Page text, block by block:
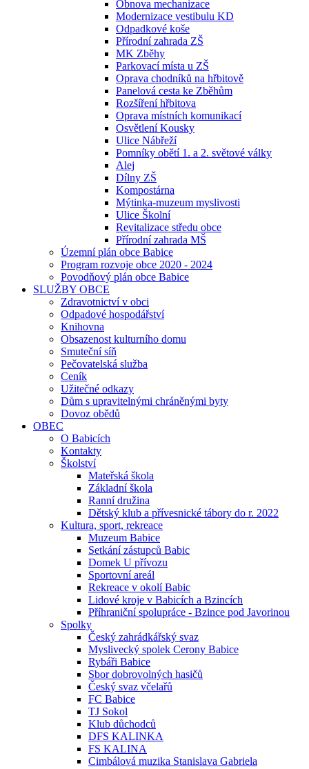
Obnova mechanizace
Modernizace vestibulu KD
Odpadkové koše
Přírodní zahrada ZŠ
MK Zběhy
Parkovací místa u ZŠ
Oprava chodníků na hřbitově
Panelová cesta ke Zběhům
Rozšíření hřbitova
Oprava místních komunikací
Osvětlení Kousky
Ulice Nábřeží
Pomníky obětí 1. a 2. světové války
Alej
Dílny ZŠ
Kompostárna
Mýtinka-muzeum myslivosti
Ulice Školní
Revitalizace středu obce
Přírodní zahrada MŠ
Územní plán obce Babice
Program rozvoje obce 2020 - 2024
Povodňový plán obce Babice
SLUŽBY OBCE
Zdravotnictví v obci
Odpadové hospodářství
Knihovna
Obsazenost kulturního domu
Smuteční síň
Pečovatelská služba
Ceník
Užitečné odkazy
Dům s upravitelnými chráněnými byty
Dovoz obědů
OBEC
O Babicích
Kontakty
Školství
Mateřská škola
Základní škola
Ranní družina
Dětský klub a přívesnické tábory do r. 2022
Kultura, sport, rekreace
Muzeum Babice
Setkání zástupců Babic
Domek U přívozu
Sportovní areál
Rekreace v okolí Babic
Lidové kroje v Babicích a Bzincích
Příhraniční spolupráce - Bzince pod Javorinou
Spolky
Český zahrádkářský svaz
Myslivecký spolek Cerony Babice
Rybáři Babice
Sbor dobrovolných hasičů
Český svaz včelařů
FC Babice
TJ Sokol
Klub důchodců
DFS KALINKA
FS KALINA
Cimbálová muzika Stanislava Gabriela